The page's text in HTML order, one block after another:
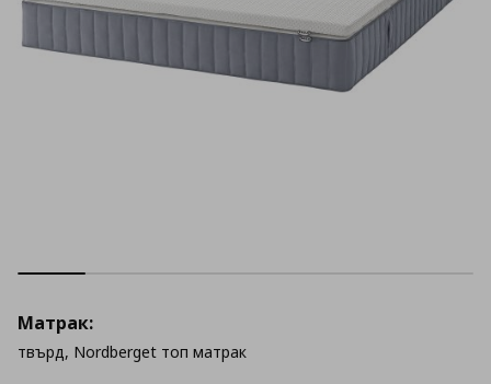
Матрак:
твърд, Nordberget топ матрак